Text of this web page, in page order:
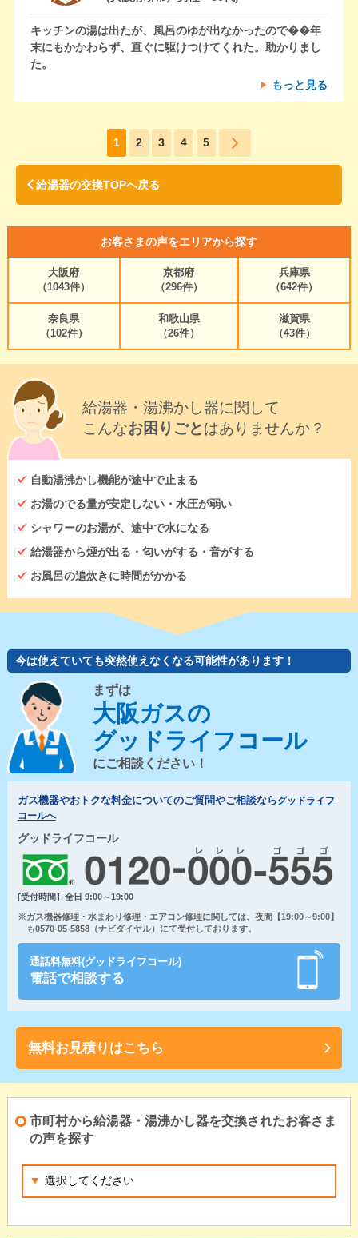
キッチンの湯は出たが、風呂のゆが出なかったので��年
末にもかかわらず、直ぐに駆けつけてくれた。助かりまし
た。
もっと見る
1 2 3 4 5
給湯器の交換TOPへ戻る
お客さまの声をエリアから探す
大阪府
（1043件）
京都府
（296件）
兵庫県
（642件）
奈良県
（102件）
和歌山県
（26件）
滋賀県
（43件）
給湯器・湯沸かし器に関して
こんなお困りごとはありませんか？
自動湯沸かし機能が途中で止まる
お湯のでる量が安定しない・水圧が弱い
シャワーのお湯が、途中で水になる
給湯器から煙が出る・匂いがする・音がする
お風呂の追炊きに時間がかかる
今は使えていても突然使えなくなる可能性があります！
まずは
大阪ガスの
グッドライフコール
にご相談ください！
ガス機器やおトクな料金についてのご質問やご相談ならグッドライフ
コールへ
グッドライフコール
[受付時間］全日 9:00～19:00
※ガス機器修理・水まわり修理・エアコン修理に関しては、夜間【19:00～9:00】
も0570-05-5858（ナビダイヤル）にて受付しております。
通話料無料(グッドライフコール)
電話で相談する
無料お見積りはこちら
市町村から給湯器・湯沸かし器を交換されたお客さま
の声を探す